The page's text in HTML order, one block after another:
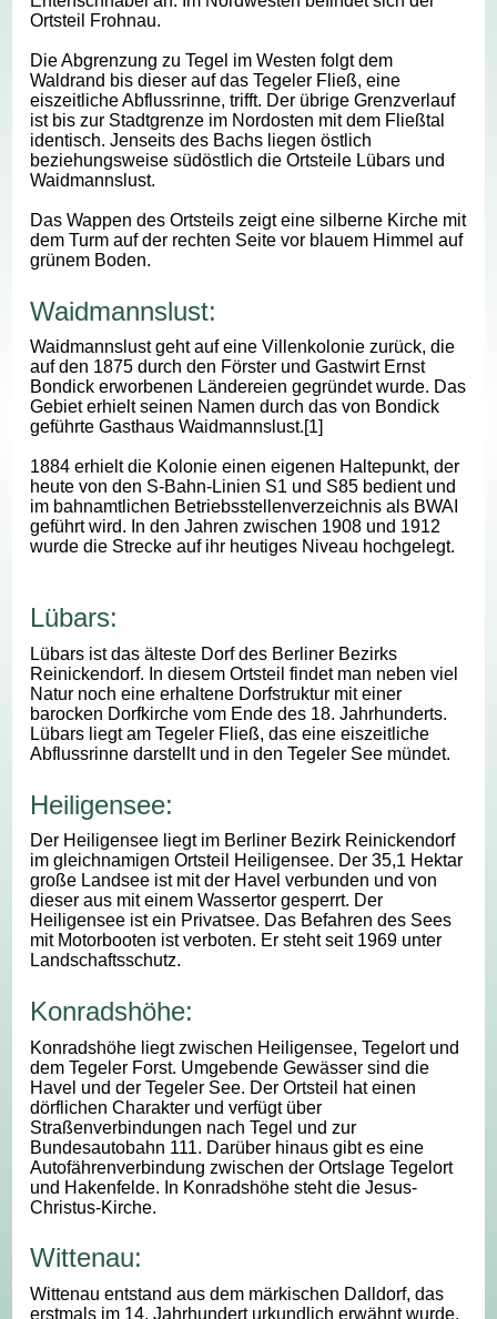
Ortsteil Frohnau.
Die Abgrenzung zu Tegel im Westen folgt dem
Waldrand bis dieser auf das Tegeler Fließ, eine
eiszeitliche Abflussrinne, trifft. Der übrige Grenzverlauf
ist bis zur Stadtgrenze im Nordosten mit dem Fließtal
identisch. Jenseits des Bachs liegen östlich
beziehungsweise südöstlich die Ortsteile Lübars und
Waidmannslust.
Das Wappen des Ortsteils zeigt eine silberne Kirche mit
dem Turm auf der rechten Seite vor blauem Himmel auf
grünem Boden.
Waidmannslust:
Waidmannslust geht auf eine Villenkolonie zurück, die
auf den 1875 durch den Förster und Gastwirt Ernst
Bondick erworbenen Ländereien gegründet wurde. Das
Gebiet erhielt seinen Namen durch das von Bondick
geführte Gasthaus Waidmannslust.[1]
1884 erhielt die Kolonie einen eigenen Haltepunkt, der
heute von den S-Bahn-Linien S1 und S85 bedient und
im bahnamtlichen Betriebsstellenverzeichnis als BWAI
geführt wird. In den Jahren zwischen 1908 und 1912
wurde die Strecke auf ihr heutiges Niveau hochgelegt.
Lübars:
Lübars ist das älteste Dorf des Berliner Bezirks
Reinickendorf. In diesem Ortsteil findet man neben viel
Natur noch eine erhaltene Dorfstruktur mit einer
barocken Dorfkirche vom Ende des 18. Jahrhunderts.
Lübars liegt am Tegeler Fließ, das eine eiszeitliche
Abflussrinne darstellt und in den Tegeler See mündet.
Heiligensee:
Der Heiligensee liegt im Berliner Bezirk Reinickendorf
im gleichnamigen Ortsteil Heiligensee. Der 35,1 Hektar
große Landsee ist mit der Havel verbunden und von
dieser aus mit einem Wassertor gesperrt. Der
Heiligensee ist ein Privatsee. Das Befahren des Sees
mit Motorbooten ist verboten. Er steht seit 1969 unter
Landschaftsschutz.
Konradshöhe:
Konradshöhe liegt zwischen Heiligensee, Tegelort und
dem Tegeler Forst. Umgebende Gewässer sind die
Havel und der Tegeler See. Der Ortsteil hat einen
dörflichen Charakter und verfügt über
Straßenverbindungen nach Tegel und zur
Bundesautobahn 111. Darüber hinaus gibt es eine
Autofährenverbindung zwischen der Ortslage Tegelort
und Hakenfelde. In Konradshöhe steht die Jesus-
Christus-Kirche.
Wittenau:
Wittenau entstand aus dem märkischen Dalldorf, das
erstmals im 14. Jahrhundert urkundlich erwähnt wurde.